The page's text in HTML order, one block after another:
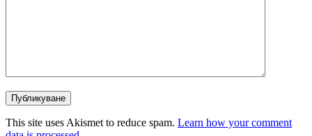
This site uses Akismet to reduce spam. Learn how your comment